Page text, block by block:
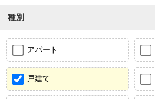
種別
アパート
戸建て